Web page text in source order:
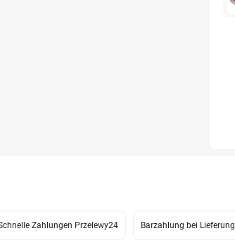
Zahlungen Przelewy24 Barzahlung bei Lieferung